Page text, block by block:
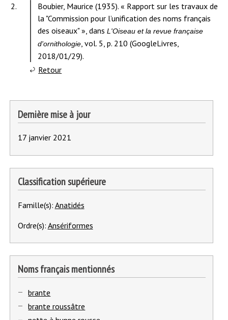
de
note
1.
Contenu
2.
Boubier, Maurice (1935). « Rapport sur les travaux de
la "Commission pour l’unification des noms français
des oiseaux" », dans L'Oiseau et la revue française
d'ornithologie, vol. 5, p. 210 (GoogleLivres,
2018/01/29).
Retourà
2.
Dernière mise à jour
17 janvier 2021
Classification supérieure
Famille(s): Anatidés
Ordre(s): Ansériformes
Noms français mentionnés
1
-
brante
2brante roussâtre